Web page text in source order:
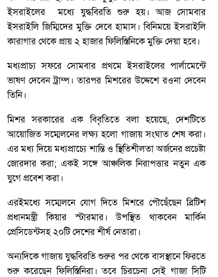
ইসরাইলের মধ্যে যুদ্ধবিরতি শুরু হয়। আজ সোমবার
ইসরাইলি জিম্মিদের মুক্তি দেবে হামাস। বিনিময়ে ইসরাইলি
কারাগার থেকে প্রায় ২ হাজার ফিলিস্তিনিকে মুক্তি দেয়া হবে।
মধ্যপ্রাচ্য সফরে সোমবার প্রথমে ইসরাইলের পার্লামেন্টে
ভাষণ দেবেন ট্রাম্প। তারপর মিশরের উদ্দেশে রওনা দেবেন
তিনি।
মিশর সরকারের এক বিবৃতিতে বলা হয়েছে, দেশটিতে
আয়োজিত সম্মেলনের লক্ষ্য হলো গাজায় সংঘাত শেষ করা।
এর মধ্য দিয়ে মধ্যপ্রাচ্যে শান্তি ও স্থিতিশীলতা অর্জনের প্রচেষ্টা
জোরদার করা; একই সঙ্গে আঞ্চলিক নিরাপত্তার নতুন এক
যুগে প্রবেশ করা।
এরইমধ্যে সম্মেলনে যোগ দিতে মিশরে পৌছেঁছেন ব্রিটিশ
প্রধানমন্ত্রী কিয়ার স্টারমার। উপস্থিত থাকবেন মার্কিন
প্রেসিডেন্টসহ ২০টি দেশের শীর্ষ নেতারা।
অন্যদিকে গাজায় যুদ্ধবিরতি শুরুর পর থেকে বাসস্থানে ফিরতে
শুরু করেছেন ফিলিস্তিনিরা। তবে চিরচেনা সেই গাজা সিটি